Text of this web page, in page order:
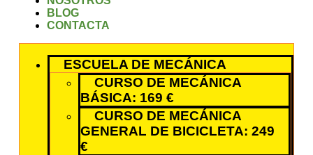
BLOG
CONTACTA
ESCUELA DE MECÁNICA
CURSO DE MECÁNICA
BÁSICA: 169 €
CURSO DE MECÁNICA
GENERAL DE BICICLETA: 249
€